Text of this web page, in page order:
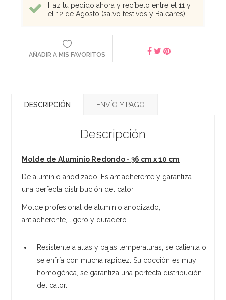
Haz tu pedido ahora y recíbelo entre el 11 y
el 12 de Agosto (salvo festivos y Baleares)
AÑADIR A MIS FAVORITOS
DESCRIPCIÓN ENVÍO Y PAGO
Descripción
Molde de Aluminio Redondo - 36 cm x 10 cm
De aluminio anodizado. Es antiadherente y garantiza
una perfecta distribución del calor.
Molde profesional de aluminio anodizado,
antiadherente, ligero y duradero.
Resistente a altas y bajas temperaturas, se calienta o
se enfría con mucha rapidez. Su cocción es muy
homogénea, se garantiza una perfecta distribución
del calor.